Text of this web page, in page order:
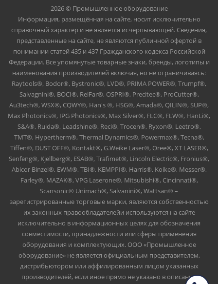
2026 © Промышленное оборудование
Информация, размещённая на сайте, носит исключительно
справочный характер и не является исчерпывающей. Сведения,
представленные на сайте, не являются публичной офертой в
понимании статей 435 и 437 Гражданского кодекса Российской
Федерации. Все упомянутые товарные знаки, бренды, логотипы и
наименования производителей включая, но не ограничиваясь:
Raytools®, Bodor®, Bystronic®, LVD®, PRIMA POWER®, Trumpf®,
Salvagnini®, BOCI®, RelFar®, OSPRI®, Precitec®, ProCutter®,
Au3tech®, WSX®, CQWY®, Han's ®, HSG®, Amada®, QILIN®, SUP®,
Max Photonics®, IPG Photonics®, Max Silver®, FLC®, FLW®, HanLi®,
S&A®, Ruida®, Leadshine®, Reci®, Trocen®, Ryxon®, Leetro®,
TMT®, Hypertherm®, Thermal Dynamics®, Powermax®, Tecna®,
Tiffen®, DUST OFF®, Kontakt®, G.Weike Laser®, Oree®, XT LASER®,
Senfeng®, Kjellberg®, ESAB®, Trafimet®, Lincoln Electric®, Fronius®,
Abicor Binzel®, EWM®, TBI®, KEMPPI®, Harris®, Koike®, Messer®,
Farley®, MAZAK®, VPG Laserone®, Mitsubishi®, Cincinnati®,
Scansonic® Unimach®, Salvanini®, Wattsan® –
зарегистрированные торговые марки, являются собственностью
их законных правообладателейи используются на сайте
исключительно в информационных целях для обозначения
совместимости, принадлежности или сферы применения
оборудования и комплектующих. ООО «Промышленное
оборудование» не является официальным представителем,
дистрибьютором или аффилированным лицом указанных
производителей, если иное прямо не указано в описании